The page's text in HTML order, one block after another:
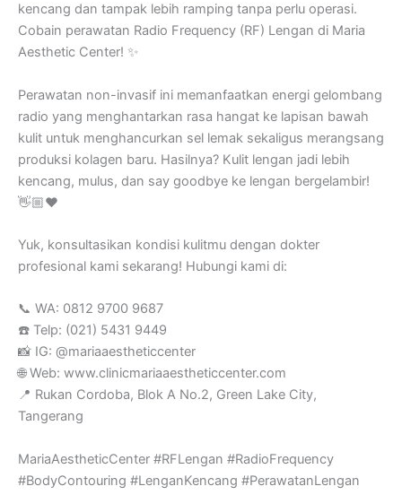
kencang dan tampak lebih ramping tanpa perlu operasi.
Cobain perawatan Radio Frequency (RF) Lengan di Maria
Aesthetic Center! ✨
Perawatan non-invasif ini memanfaatkan energi gelombang
radio yang menghantarkan rasa hangat ke lapisan bawah
kulit untuk menghancurkan sel lemak sekaligus merangsang
produksi kolagen baru. Hasilnya? Kulit lengan jadi lebih
kencang, mulus, dan say goodbye ke lengan bergelambir!
👋🏼❤️
Yuk, konsultasikan kondisi kulitmu dengan dokter
profesional kami sekarang! Hubungi kami di:
📞 WA: 0812 9700 9687
☎️ Telp: (021) 5431 9449
📸 IG: @mariaaestheticcenter
🌐 Web: www.clinicmariaaestheticcenter.com
📍 Rukan Cordoba, Blok A No.2, Green Lake City,
Tangerang
MariaAestheticCenter #RFLengan #RadioFrequency
#BodyContouring #LenganKencang #PerawatanLengan